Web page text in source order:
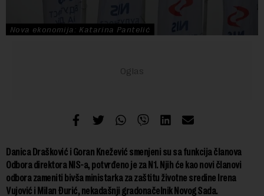
Nova ekonomija: Katarina Pantelić
Danica Drašković i Goran Knežević smenjeni su sa funkcija članova
Odbora direktora NIS-a, potvrđeno je za N1. Njih će kao novi članovi
odbora zameniti bivša ministarka za zaštitu životne sredine Irena
Vujović i Milan Đurić, nekadašnji gradonačelnik Novog Sada.